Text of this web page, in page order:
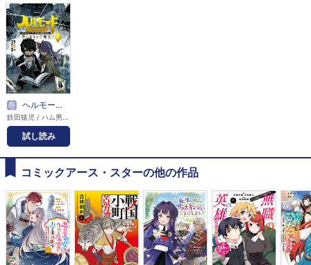
巻 ヘルモード ～やり込み好きのゲーマーは廃設定の異世界で無双する～はじまりの召喚士
試し読み
コミックアース・スターの他の作品